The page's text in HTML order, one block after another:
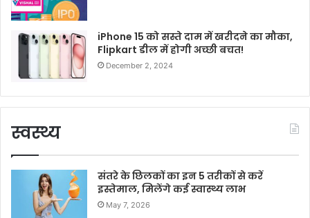
iPhone 15 को सस्ते दाम में खरीदने का मौका,
Flipkart डील में होगी अच्छी बचत!
December 2, 2024
स्वस्थ्य
संतरे के छिलकों का इन 5 तरीकों से करें
इस्तेमाल, मिलेंगे कई स्वास्थ्य लाभ
May 7, 2026